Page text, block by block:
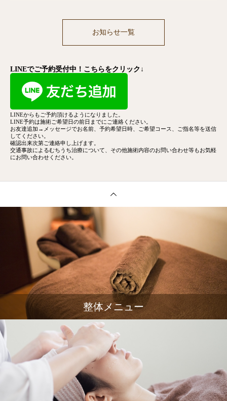
お知らせ一覧
LINEでご予約受付中！こちらをクリック↓
LINEからもご予約頂けるようになりました。
LINE予約は施術ご希望日の前日までにご連絡ください。
お友達追加→メッセージでお名前、予約希望日時、ご希望コース、
ご指名等を送信
してください。
確認出来次第ご連絡申し上げます。
交通事故によるむちうち治療について、その他施術内容のお問い合わせ等もお気軽
にお問い合わせください。
整体メニュー